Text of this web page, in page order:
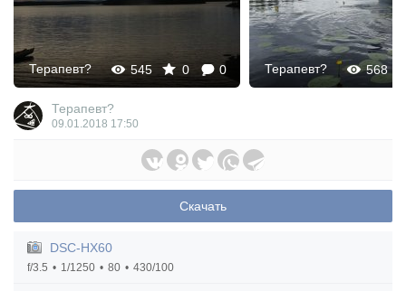
545 0 0
Терапевт? 568
Терапевт?
Терапевт?
09.01.2018 17:50
Скачать
DSC-HX60
f/3.5 1/1250 80 430/100